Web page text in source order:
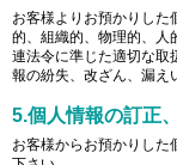
お客様よりお預かりした
的、組織的、物理的、人
連法令に準じた適切な取
報の紛失、改ざん、漏え
5.個人情報の訂正
お客様からお預かりした